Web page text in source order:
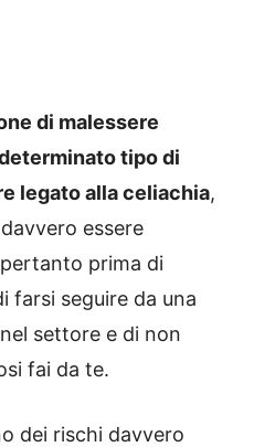
di malessere
tipo di
legato alla celiachia,
essere
prima di
farsi seguire da una
settore e di non
fai da te.
dei rischi davvero